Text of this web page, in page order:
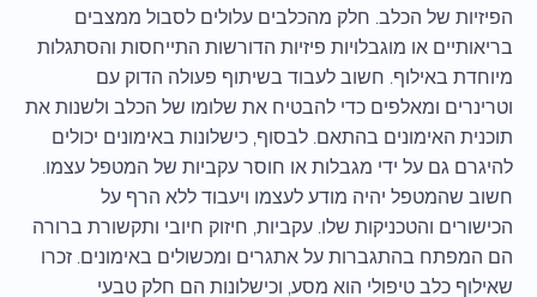
הפיזיות של הכלב. חלק מהכלבים עלולים לסבול ממצבים
בריאותיים או מוגבלויות פיזיות הדורשות התייחסות והסתגלות
מיוחדת באילוף. חשוב לעבוד בשיתוף פעולה הדוק עם
וטרינרים ומאלפים כדי להבטיח את שלומו של הכלב ולשנות את
תוכנית האימונים בהתאם. לבסוף, כישלונות באימונים יכולים
להיגרם גם על ידי מגבלות או חוסר עקביות של המטפל עצמו.
חשוב שהמטפל יהיה מודע לעצמו ויעבוד ללא הרף על
הכישורים והטכניקות שלו. עקביות, חיזוק חיובי ותקשורת ברורה
הם המפתח בהתגברות על אתגרים ומכשולים באימונים. זכרו
שאילוף כלב טיפולי הוא מסע, וכישלונות הם חלק טבעי